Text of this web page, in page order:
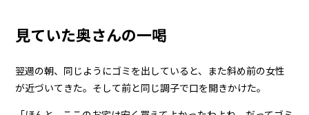
見ていた奥さんの一喝
翌週の朝、同じようにゴミを出していると、また斜め前の女性
が近づいてきた。そして前と同じ調子で口を開きかけた。